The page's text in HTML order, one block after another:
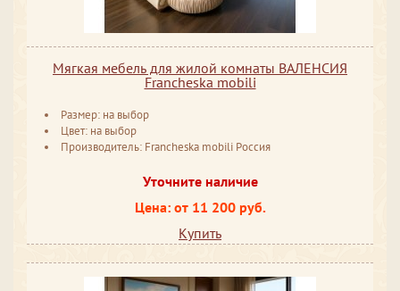
Мягкая мебель для жилой комнаты ВАЛЕНСИЯ
Francheska mobili
Размер: на выбор
Цвет: на выбор
Производитель: Francheska mobili Россия
Уточните наличие
Цена: от 11 200 руб.
Купить